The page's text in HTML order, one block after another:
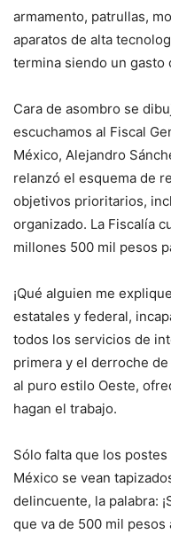
armamento, patrullas,
aparatos de alta
termina siendo un gasto
Cara de asombro se
escuchamos al Fiscal
México, Alejandro
relanzó el esquema de
objetivos prioritarios,
organizado. La Fiscalía
millones 500 mil pesos
¡Qué alguien me
estatales y federal,
todos los servicios de
primera y el derroche
al puro estilo Oeste,
hagan el trabajo.
Sólo falta que los
México se vean
delincuente, la palabra:
que va de 500 mil